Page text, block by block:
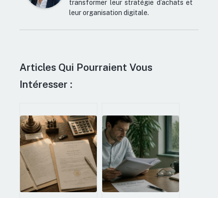
transformer leur stratégie d’achats et
leur organisation digitale.
Articles Qui Pourraient Vous
Intéresser :